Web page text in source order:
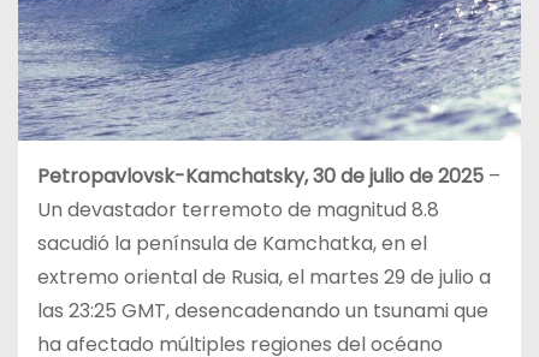
Petropavlovsk-Kamchatsky, 30 de julio de 2025 –
Un devastador terremoto de magnitud 8.8
sacudió la península de Kamchatka, en el
extremo oriental de Rusia, el martes 29 de julio a
las 23:25 GMT, desencadenando un tsunami que
ha afectado múltiples regiones del océano